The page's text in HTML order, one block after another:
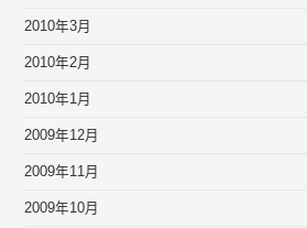
2010年3月
2010年2月
2010年1月
2009年12月
2009年11月
2009年10月